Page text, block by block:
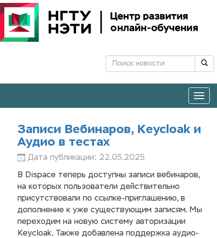
Записи Вебинаров, Keycloak и
Аудио в тестах
Дата публикации: 22.05.2025
В Dispace теперь доступны записи вебинаров,
на которых пользователи действительно
присутствовали по ссылке-приглашению, в
дополнение к уже существующим записям. Мы
переходим на новую систему авторизации
Keycloak. Также добавлена поддержка аудио-